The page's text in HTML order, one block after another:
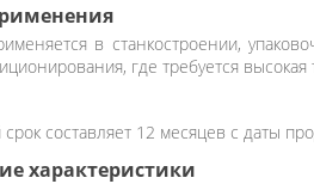
в станкостроении,
где требуется
составляет 12 месяцев с даты
характеристики